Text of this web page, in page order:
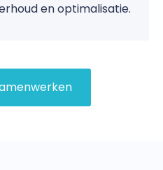
en optimalisatie.